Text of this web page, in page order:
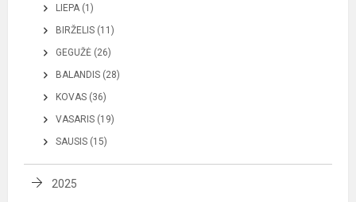
LIEPA (1)
BIRŽELIS (11)
GEGUŽĖ (26)
BALANDIS (28)
KOVAS (36)
VASARIS (19)
SAUSIS (15)
2025